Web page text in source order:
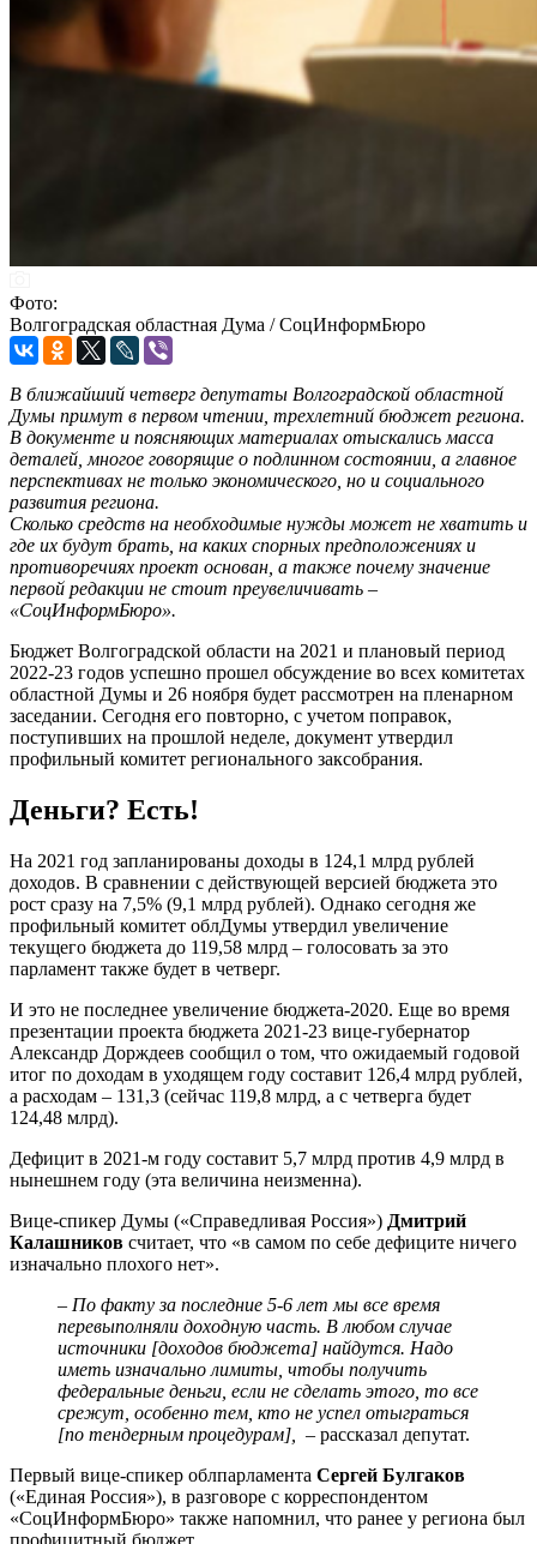
Фото:
Волгоградская областная Дума / СоцИнформБюро
В ближайший четверг депутаты Волгоградской областной
Думы примут в первом чтении, трехлетний бюджет региона.
В документе и поясняющих материалах отыскались масса
деталей, многое говорящие о подлинном состоянии, а главное
перспективах не только экономического, но и социального
развития региона.
Сколько средств на необходимые нужды может не хватить и
где их будут брать, на каких спорных предположениях и
противоречиях проект основан, а также почему значение
первой редакции не стоит преувеличивать –
«СоцИнформБюро».
Бюджет Волгоградской области на 2021 и плановый период
2022-23 годов успешно прошел обсуждение во всех комитетах
областной Думы и 26 ноября будет рассмотрен на пленарном
заседании. Сегодня его повторно, с учетом поправок,
поступивших на прошлой неделе, документ утвердил
профильный комитет регионального заксобрания.
Деньги? Есть!
На 2021 год запланированы доходы в 124,1 млрд рублей
доходов. В сравнении с действующей версией бюджета это
рост сразу на 7,5% (9,1 млрд рублей). Однако сегодня же
профильный комитет облДумы утвердил увеличение
текущего бюджета до 119,58 млрд – голосовать за это
парламент также будет в четверг.
И это не последнее увеличение бюджета-2020. Еще во время
презентации проекта бюджета 2021-23 вице-губернатор
Александр Дорждеев сообщил о том, что ожидаемый годовой
итог по доходам в уходящем году составит 126,4 млрд рублей,
а расходам – 131,3 (сейчас 119,8 млрд, а с четверга будет
124,48 млрд).
Дефицит в 2021-м году составит 5,7 млрд против 4,9 млрд в
нынешнем году (эта величина неизменна).
Вице-спикер Думы («Справедливая Россия») Дмитрий
Калашников считает, что «в самом по себе дефиците ничего
изначально плохого нет».
– По факту за последние 5-6 лет мы все время
перевыполняли доходную часть. В любом случае
источники [доходов бюджета] найдутся. Надо
иметь изначально лимиты, чтобы получить
федеральные деньги, если не сделать этого, то все
срежут, особенно тем, кто не успел отыграться
[по тендерным процедурам],
– рассказал депутат.
Первый вице-спикер облпарламента Сергей Булгаков
(«Единая Россия»), в разговоре с корреспондентом
«СоцИнформБюро» также напомнил, что ранее у региона был
профицитный бюджет.